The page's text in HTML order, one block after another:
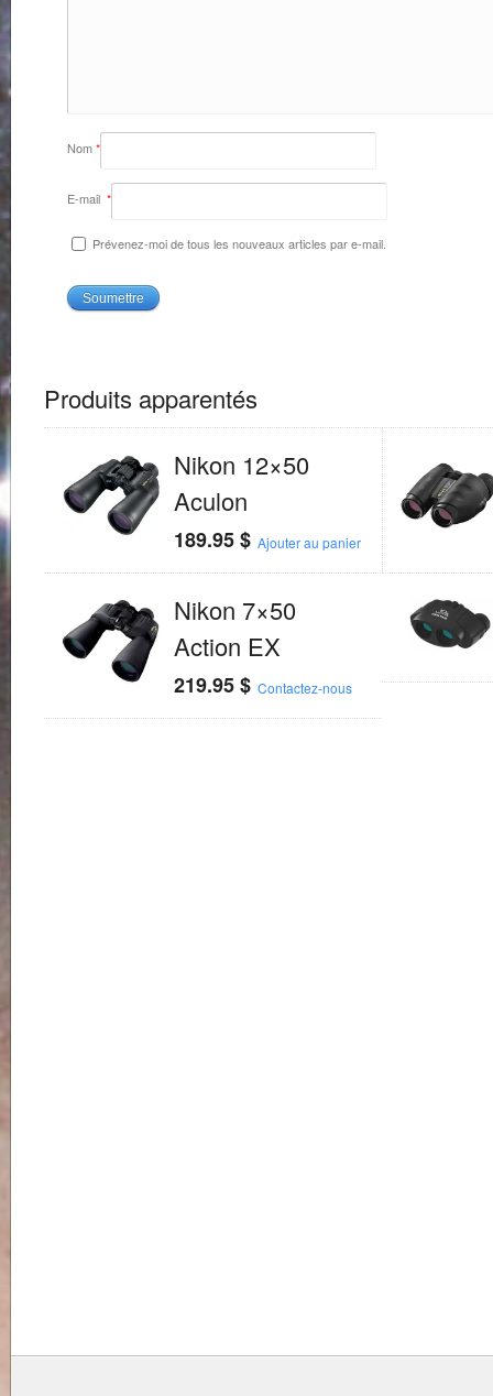
Nom*
E-mail *
Prévenez-moi de tous les nouveaux articles par e-mail.
Produits apparentés
Nikon 12×50
Aculon
189.95$ Ajouter au panier
Nikon 7×50
Action EX
219.95$ Contactez-nous